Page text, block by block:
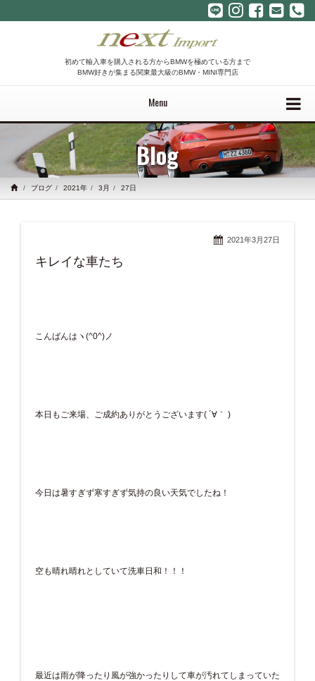
初めて輸入車を購入される方からBMWを極めている方まで
BMW好きが集まる関東最大級のBMW・MINI専門店
Menu
Blog
ブログ 2021年 3月 27日
2021年3月27日
キレイな車たち
こんばんはヽ(^0^)ノ
本日もご来場、ご成約ありがとうございます( ´∀｀ )
今日は暑すぎず寒すぎず気持の良い天気でしたね！
空も晴れ晴れとしていて洗車日和！！！
最近は雨が降ったり風が強かったりして車が汚れてしまっていた